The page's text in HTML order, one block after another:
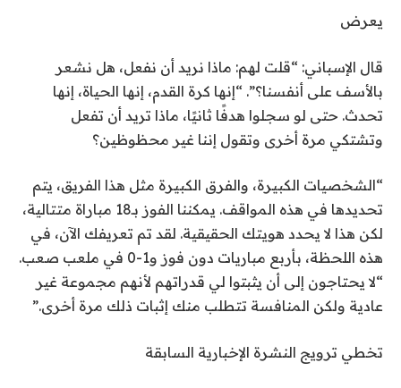
يعرض
قال الإسباني: “قلت لهم: ماذا نريد أن نفعل، هل نشعر
بالأسف على أنفسنا؟”. “إنها كرة القدم، إنها الحياة، إنها
تحدث. حتى لو سجلوا هدفًا ثانيًا، ماذا تريد أن تفعل
وتشتكي مرة أخرى وتقول إننا غير محظوظين؟
“الشخصيات الكبيرة، والفرق الكبيرة مثل هذا الفريق، يتم
تحديدها في هذه المواقف. يمكننا الفوز بـ18 مباراة متتالية،
لكن هذا لا يحدد هويتك الحقيقية. لقد تم تعريفك الآن، في
هذه اللحظة، بأربع مباريات دون فوز و1-0 في ملعب صعب.
“لا يحتاجون إلى أن يثبتوا لي قدراتهم لأنهم مجموعة غير
عادية ولكن المنافسة تتطلب منك إثبات ذلك مرة أخرى.”
تخطي ترويج النشرة الإخبارية السابقة